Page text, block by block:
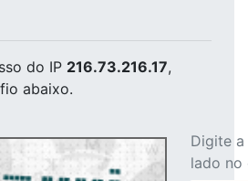
do IP 216.73.216.17,
abaixo.
Digite
lado no